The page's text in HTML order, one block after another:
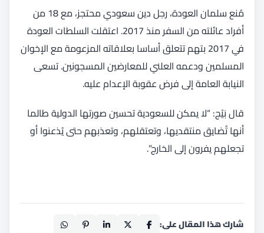
مُنع سلمان العودة، رجل دين سعودي محتجز، مع 18 من
أفراد عائلته من السفر منذ 2017. اعتقلت السلطات العودة
في 2017 بتهم تتعلق أساسا بعلاقاته المزعومة مع الإخوان
المسلمين ودعمه العلني للمعارضين المسجونين. تسعى
النيابة العامة إلى فرض عقوبة الإعدام عليه.
قال بَيْج: “لا يمكن للسعودية تحسين صورتها الدولية طالما
أنها تُضايق منتقديها، وتعتقلهم، وتعذبهم حتى يُذعنوا أو
تجعلهم يفرون إلى الخارج”.
شارك هذا المقال على: